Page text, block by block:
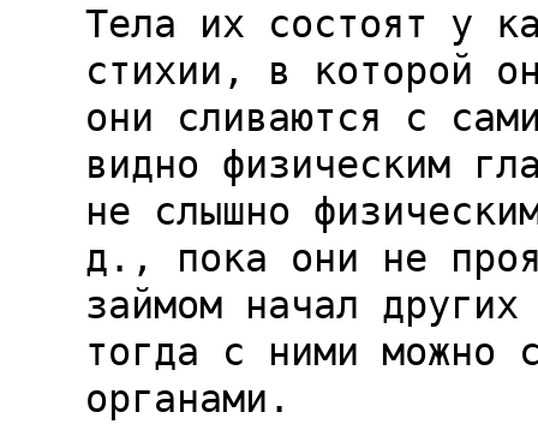
Тела их состоят у
стихии, в которой
они сливаются с
видно физическим
не слышно
д., пока они не
займом начал
тогда с ними можно
органами.